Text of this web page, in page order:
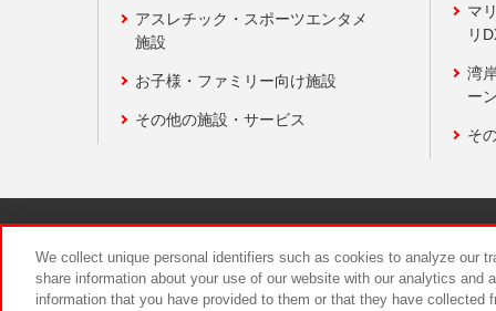
アスレチック・スポーツエンタメ
施設
お子様・ファミリー向け施設
その他の施設・サービス
マ
リ
湾
ー
そ
食品のご
We collect unique personal identifiers such as cookies to analyze our
share information about your use of our website with our analytics and
information that you have provided to them or that they have